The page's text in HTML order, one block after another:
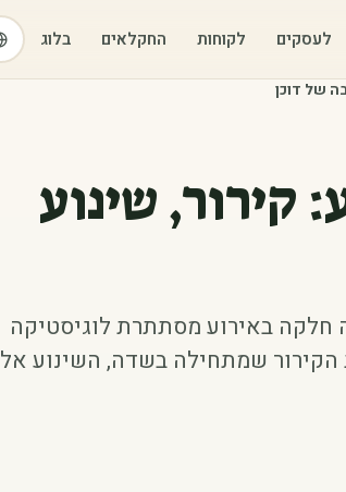
לעסקים לקוחות החקלאים בלוג
של דוכן
קירור, שינוע
חלקה באירוע מסתתרת לוגיסטיקה
שמתחילה בשדה, השינוע אל